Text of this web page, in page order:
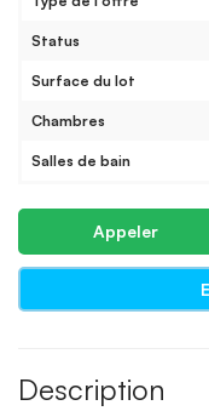
Status
Surface du lot
Chambres
Salles de bain
Appeler
Description